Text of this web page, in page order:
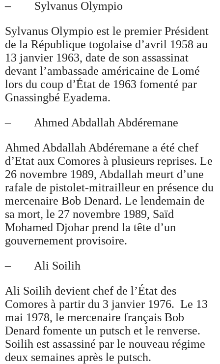
– Sylvanus Olympio
Sylvanus Olympio est le premier Président
de la République togolaise d’avril 1958 au
13 janvier 1963, date de son assassinat
devant l’ambassade américaine de Lomé
lors du coup d’État de 1963 fomenté par
Gnassingbé Eyadema.
– Ahmed Abdallah Abdéremane
Ahmed Abdallah Abdéremane a été chef
d’Etat aux Comores à plusieurs reprises. Le
26 novembre 1989, Abdallah meurt d’une
rafale de pistolet-mitrailleur en présence du
mercenaire Bob Denard. Le lendemain de
sa mort, le 27 novembre 1989, Saïd
Mohamed Djohar prend la tête d’un
gouvernement provisoire.
– Ali Soilih
Ali Soilih devient chef de l’État des
Comores à partir du 3 janvier 1976. Le 13
mai 1978, le mercenaire français Bob
Denard fomente un putsch et le renverse.
Soilih est assassiné par le nouveau régime
deux semaines après le putsch.